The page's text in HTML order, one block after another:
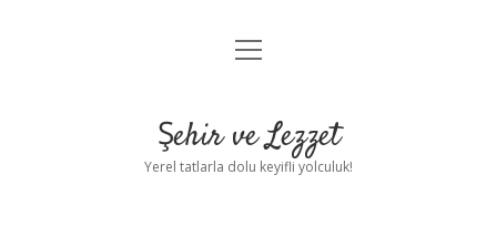
Anasayfa
Yasal Uyarı
menüyü
Şehir ve Lezzet
Yerel tatlarla dolu keyifli yolculuk!